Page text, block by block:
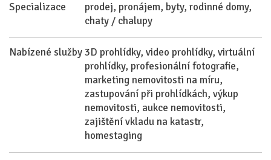
Specializace
prodej, pronájem, byty, rodinné domy,
chaty / chalupy
Nabízené služby 3D prohlídky, video prohlídky, virtuální
prohlídky, profesionální fotografie,
marketing nemovitosti na míru,
zastupování při prohlídkách, výkup
nemovitosti, aukce nemovitosti,
zajištění vkladu na katastr,
homestaging